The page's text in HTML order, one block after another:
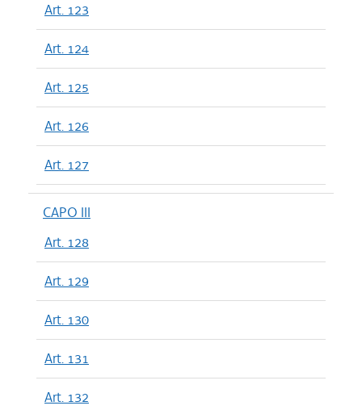
Art. 123
Art. 124
Art. 125
Art. 126
Art. 127
CAPO III
Art. 128
Art. 129
Art. 130
Art. 131
Art. 132